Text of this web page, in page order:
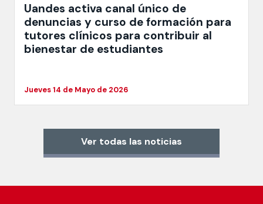
Uandes activa canal único de
denuncias y curso de formación para
tutores clínicos para contribuir al
bienestar de estudiantes
Jueves 14 de Mayo de 2026
Ver todas las noticias